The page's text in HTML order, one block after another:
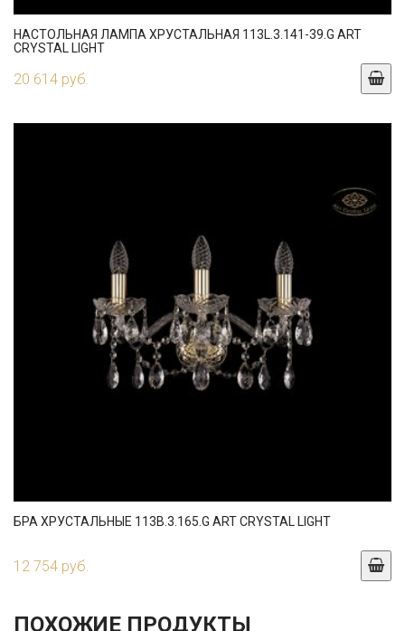
НАСТОЛЬНАЯ ЛАМПА ХРУСТАЛЬНАЯ 113L.3.141-39.G ART
CRYSTAL LIGHT
20 614 руб.
БРА ХРУСТАЛЬНЫЕ 113B.3.165.G ART CRYSTAL LIGHT
12 754 руб.
ПОХОЖИЕ ПРОДУКТЫ